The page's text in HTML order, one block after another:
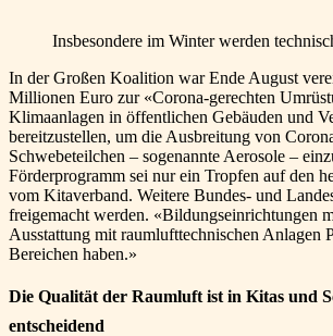
Insbesondere im Winter werden
In der Großen Koalition war Ende August
Millionen Euro zur «Corona-gerechten
Klimaanlagen in öffentlichen Gebäuden und
bereitzustellen, um die Ausbreitung von
Schwebeteilchen – sogenannte Aerosole –
Förderprogramm sei nur ein Tropfen auf den
vom Kitaverband. Weitere Bundes- und
freigemacht werden. «Bildungseinrichtungen
Ausstattung mit raumlufttechnischen Anlagen
Bereichen haben.»
Die Qualität der Raumluft ist in Kitas und
entscheidend